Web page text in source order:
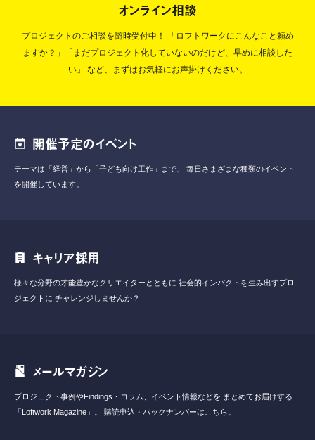
オンライン相談
プロジェクトのご相談を随時受付中！
「ロフトワークにこんなこと頼め
ますか？」「まだプロジェクト化していないのだけど、早めに相談した
い」
など、まずはお気軽にお声掛けください。
開催予定のイベント
テーマは「経営」から「子ども向け工作」まで、
毎日さまざまな種類のイベント
を開催しています。
キャリア採用
様々な分野の才能豊かなクリエイターとともに 社会的インパクトを生み出すプロ
ジェクトに チャレンジしませんか？
メールマガジン
プロジェクト事例やFindings・コラム、イベント情報などを まとめてお届けする
「Loftwork Magazine」。
購読申込・バックナンバーはこちら。